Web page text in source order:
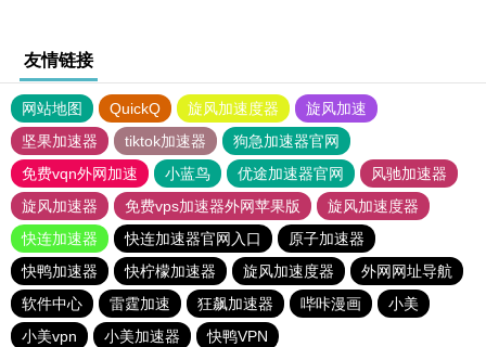
友情链接
网站地图 QuickQ 旋风加速度器
旋风加速
坚果加速器
tiktok加速器
狗急加速器官网
免费vqn外网加速
小蓝鸟 优途加速器官网
风驰加速器
旋风加速器
免费vps加速器外网苹果版
旋风加速度器
快连加速器
快连加速器官网入口
原子加速器
快鸭加速器
快柠檬加速器 旋风加速度器
外网网址导航
软件中心
雷霆加速 狂飙加速器 哔咔漫画
小美
小美vpn
小美加速器
快鸭VPN